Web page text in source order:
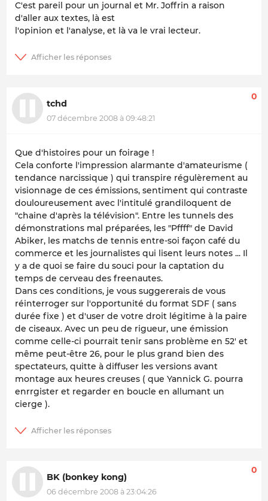
C'est pareil pour un journal et Mr. Joffrin a raison
d'aller aux textes, là est
l'opinion et l'analyse, et là va le vrai lecteur.
tchd
07 décembre 2008 à 09:48:21
0
Que d'histoires pour un foirage !
Cela conforte l'impression alarmante d'amateurisme (
tendance narcissique ) qui transpire régulèrement au
visionnage de ces émissions, sentiment qui contraste
douloureusement avec l'intitulé grandiloquent de
"chaine d'après la télévision". Entre les tunnels des
démonstrations mal préparées, les "Pffff" de David
Abiker, les matchs de tennis entre-soi façon café du
commerce et les journalistes qui lisent leurs notes ... Il
y a de quoi se faire du souci pour la captation du
temps de cerveau des freenautes.
Dans ces conditions, je vous suggererais de vous
réinterroger sur l'opportunité du format SDF ( sans
durée fixe ) et d'user de votre droit légitime à la paire
de ciseaux. Avec un peu de rigueur, une émission
comme celle-ci pourrait tenir sans problème en 52' et
même peut-être 26, pour le plus grand bien des
spectateurs, quitte à diffuser les versions avant
montage aux heures creuses ( que Yannick G. pourra
enrrgister et regarder en boucle en allumant un
cierge ).
BK (bonkey kong)
06 décembre 2008 à 23:04:26
0